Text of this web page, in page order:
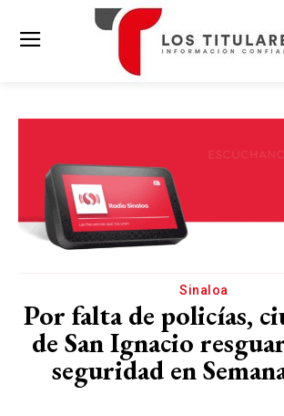
Sinaloa
Por falta de policías,
de San Ignacio
seguridad en